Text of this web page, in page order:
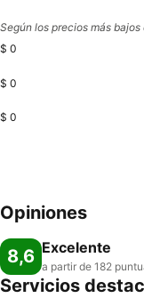
Según los precios más
$ 0
$ 0
$ 0
Opiniones
8,6 Excelente
a partir de 182
Servicios